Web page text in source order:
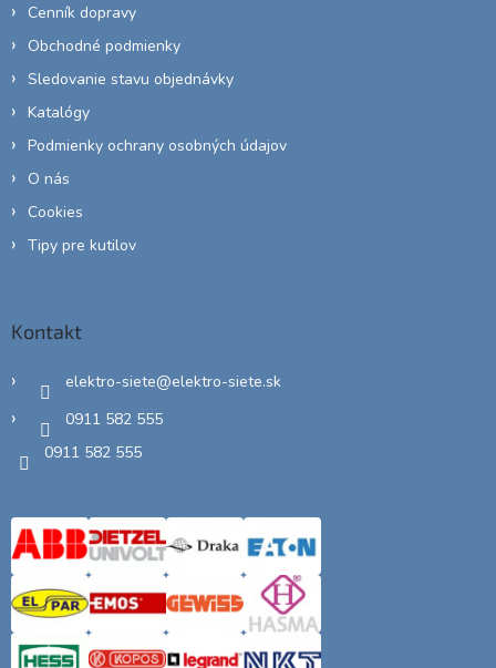
Cenník dopravy
Obchodné podmienky
Sledovanie stavu objednávky
Katalógy
Podmienky ochrany osobných údajov
O nás
Cookies
Tipy pre kutilov
Kontakt
elektro-siete@elektro-siete.sk
0911 582 555
0911 582 555